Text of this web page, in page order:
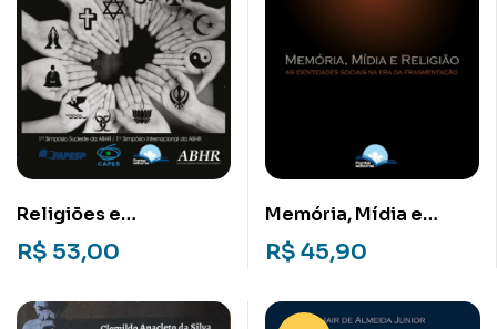
Religiões e
Religiosidades em
(Con)textos, Volume 1
R$ 53,00
Memória, Mídia e
Religião: As
identidades sociais na
R$ 45,90